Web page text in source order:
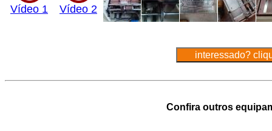
Vídeo 1 Vídeo 2
Confira outros